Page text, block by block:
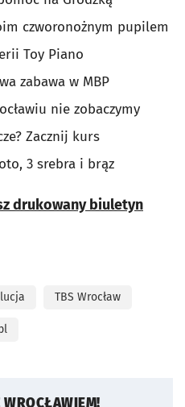
czworonożnym pupilem
Toy Piano
zabawa w MBP
nie zobaczymy
Zacznij kurs
3 srebra i brąz
drukowany biuletyn
TBS Wrocław
WROCŁAWIEM!